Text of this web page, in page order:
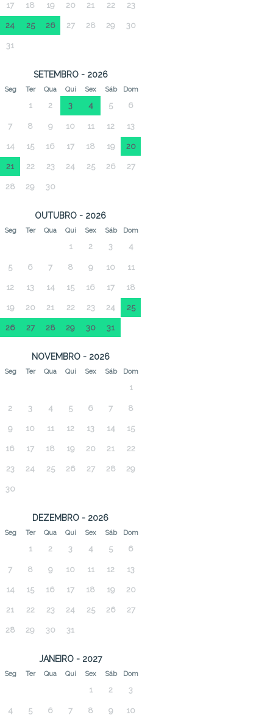
17 18 19 20 21 22 23
24 25 26 27 28 29 30
31
SETEMBRO - 2026
Seg Ter Qua Qui Sex Sáb Dom
1 2 3 4 5 6
7 8 9 10 11 12 13
14 15 16 17 18 19 20
21 22 23 24 25 26 27
28 29 30
OUTUBRO - 2026
Seg Ter Qua Qui Sex Sáb Dom
1 2 3 4
5 6 7 8 9 10 11
12 13 14 15 16 17 18
19 20 21 22 23 24 25
26 27 28 29 30 31
NOVEMBRO - 2026
Seg Ter Qua Qui Sex Sáb Dom
1
2 3 4 5 6 7 8
9 10 11 12 13 14 15
16 17 18 19 20 21 22
23 24 25 26 27 28 29
30
DEZEMBRO - 2026
Seg Ter Qua Qui Sex Sáb Dom
1 2 3 4 5 6
7 8 9 10 11 12 13
14 15 16 17 18 19 20
21 22 23 24 25 26 27
28 29 30 31
JANEIRO - 2027
Seg Ter Qua Qui Sex Sáb Dom
1 2 3
4 5 6 7 8 9 10